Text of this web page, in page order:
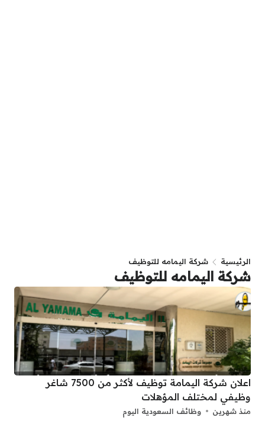
الرئيسية شركة اليمامه للتوظيف
شركة اليمامه للتوظيف
اعلان شركة اليمامة توظيف لأكثر من 7500 شاغر
وظيفي لمختلف المؤهلات
منذ شهرين وظائف السعودية اليوم